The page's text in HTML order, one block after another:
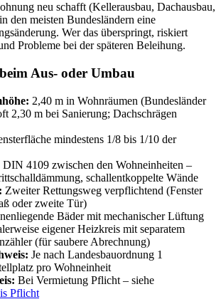
neu schafft (Kellerausbau, Dachausbau,
den meisten Bundesländern eine
Wer das überspringt, riskiert
Probleme bei der späteren Beleihung.
Aus- oder Umbau
2,40 m in Wohnräumen (Bundesländer
2,30 m bei Sanierung; Dachschrägen
mindestens 1/8 bis 1/10 der
DIN 4109 zwischen den Wohneinheiten –
schallentkoppelte Wände
Zweiter Rettungsweg verpflichtend (Fenster
oder zweite Tür)
Bäder mit mechanischer Lüftung
eigener Heizkreis mit separatem
(für saubere Abrechnung)
Je nach Landesbauordnung 1
pro Wohneinheit
Bei Vermietung Pflicht – siehe
Pflicht